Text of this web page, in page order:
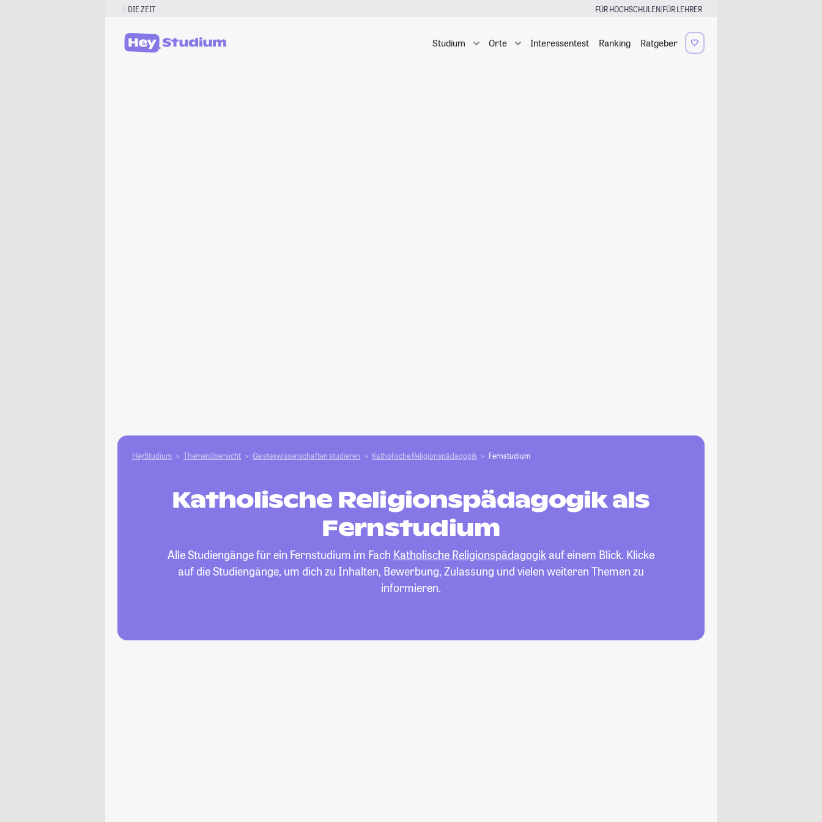
DIE ZEIT FÜR HOCHSCHULEN|FÜR LEHRER
Studium Orte Interessentest Ranking Ratgeber
HeyStudium Themenübersicht Geisteswissenschaften studieren Katholische Religionspädagogik Fernstudium
Katholische Religionspädagogik als
Fernstudium
Alle Studiengänge für ein Fernstudium im Fach Katholische Religionspädagogik auf einem Blick. Klicke
auf die Studiengänge, um dich zu Inhalten, Bewerbung, Zulassung und vielen weiteren Themen zu
informieren.